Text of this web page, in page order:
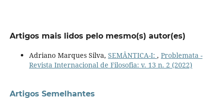
Artigos mais lidos pelo mesmo(s) autor(es)
Adriano Marques Silva, SEMÂNTICA-I: , Problemata -
Revista Internacional de Filosofia: v. 13 n. 2 (2022)
Artigos Semelhantes